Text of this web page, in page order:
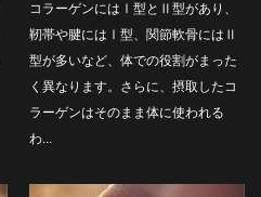
コラーゲンにはⅠ型とⅡ型があり、
靭帯や腱にはⅠ型、関節軟骨にはⅡ
型が多いなど、体での役割がまった
く異なります。さらに、摂取したコ
ラーゲンはそのまま体に使われる
わ...